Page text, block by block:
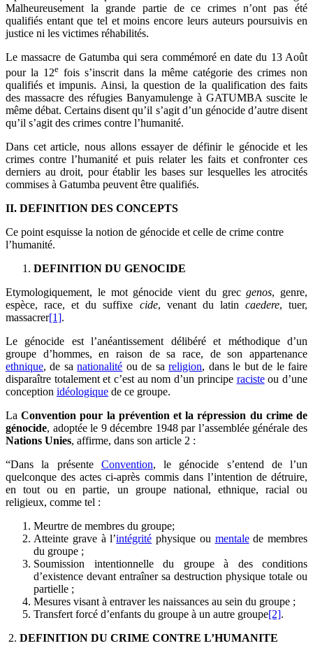
Malheureusement la grande partie de ce crimes n’ont pas été
qualifiés entant que tel et moins encore leurs auteurs poursuivis en
justice ni les victimes réhabilités.
Le massacre de Gatumba qui sera commémoré en date du 13 Août
pour la 12e fois s’inscrit dans la même catégorie des crimes non
qualifiés et impunis. Ainsi, la question de la qualification des faits
des massacre des réfugies Banyamulenge à GATUMBA suscite le
même débat. Certains disent qu’il s’agit d’un génocide d’autre disent
qu’il s’agit des crimes contre l’humanité.
Dans cet article, nous allons essayer de définir le génocide et les
crimes contre l’humanité et puis relater les faits et confronter ces
derniers au droit, pour établir les bases sur lesquelles les atrocités
commises à Gatumba peuvent être qualifiés.
II. DEFINITION DES CONCEPTS
Ce point esquisse la notion de génocide et celle de crime contre
l’humanité.
DEFINITION DU GENOCIDE
Etymologiquement, le mot génocide vient du grecgenos, genre,
espèce, race, et du suffixe cide, venant du latin caedere, tuer,
massacrer[1].
Le génocide est l’anéantissement délibéré et méthodique d’un
groupe d’hommes, en raison de sa race, de son appartenance
ethnique, de sanationalité ou de sareligion, dans le but de le faire
disparaître totalement et c’est au nom d’un principe racisteou d’une
conception idéologique de ce groupe.
LaConvention pour la prévention et la répression du crime de
génocide, adoptée le 9 décembre 1948 par l’assemblée générale des
Nations Unies, affirme, dans son article 2 :
“Dans la présente Convention, le génocide s’entend de l’un
quelconque des actes ci-après commis dans l’intention de détruire,
en tout ou en partie, un groupe national, ethnique, racial ou
religieux, comme tel :
Meurtre de membres du groupe;
Atteinte grave à l’intégrité physique ou mentalede membres
du groupe ;
Soumission intentionnelle du groupe à des conditions
d’existence devant entraîner sa destruction physique totale ou
partielle ;
Mesures visant à entraver les naissances au sein du groupe ;
Transfert forcé d’enfants du groupe à un autre groupe[2].
2. DEFINITION DU CRIME CONTRE L’HUMANITE